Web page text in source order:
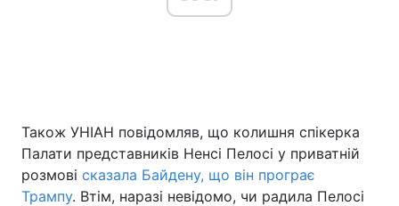
Також УНІАН повідомляв, що колишня спікерка
Палати представників Ненсі Пелосі у приватній
розмові сказала Байдену, що він програє
Трампу. Втім, наразі невідомо, чи радила Пелосі